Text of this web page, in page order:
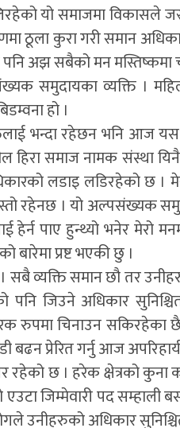
यो समाजमा विकासले
ठूला कुरा गरी समान
अझ सबैको मन
समुदायका व्यक्ति ।
हो ।
भन्दा रहेछन भनि आज
हिरा समाज नामक
लडाइ लडिरहेको छ
रहेनछ । यो अल्पसंख्यक
हेर्न पाए हुन्थ्यो भनेर मेरो
प्रष्ट भएकी छु ।
व्यक्ति समान छौ तर
जिउने अधिकार
चिनाउन सकिरहेका
प्रेरित गर्नु आज
छ । हरेक क्षेत्रको कुना
जिम्मेवारी पद सम्हाली
उनीहरुको अधिकार